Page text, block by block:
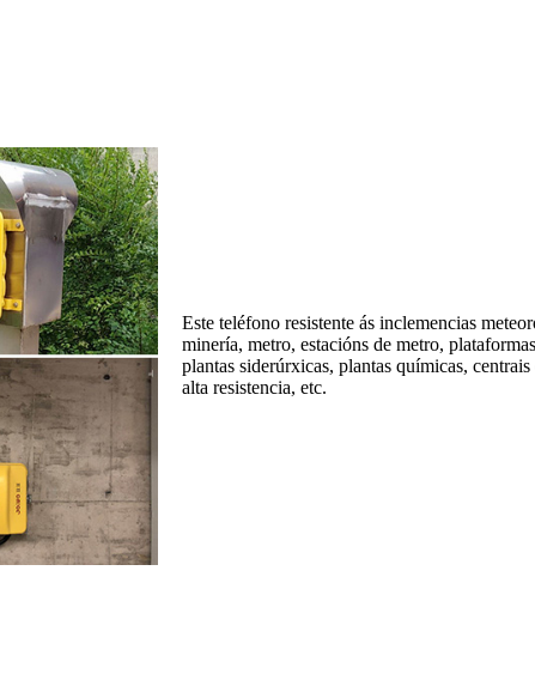
Este teléfono resistente ás inclemencias
minería, metro, estacións de metro,
plantas siderúrxicas, plantas químicas,
alta resistencia, etc.